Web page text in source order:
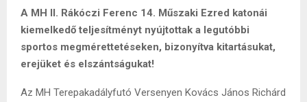
A MH II. Rákóczi Ferenc 14. Műszaki Ezred katonái
kiemelkedő teljesítményt nyújtottak a legutóbbi
sportos megmérettetéseken, bizonyítva kitartásukat,
erejüket és elszántságukat!
Az MH Terepakadályfutó Versenyen Kovács János Richárd